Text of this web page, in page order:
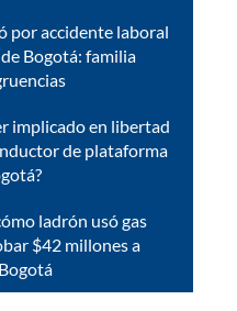
por accidente laboral
Bogotá: familia
implicado en libertad
de plataforma
ladrón usó gas
$42 millones a